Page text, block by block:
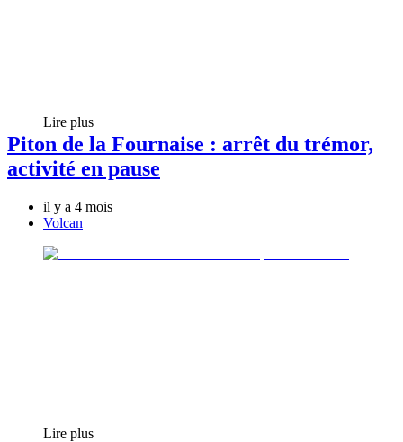
Lire plus
Piton de la Fournaise : arrêt du trémor,
activité en pause
il y a 4 mois
Volcan
Lire plus